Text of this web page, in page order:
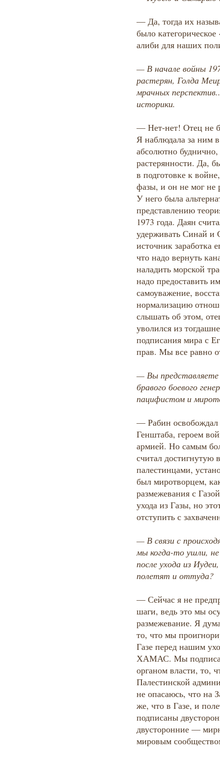
— Да, тогда их
было
алиби для наших
— В начале войны
растерян, Голда
мрачных
историки.
— Нет-нет! Отец не
Я наблюдала за ним
абсолютно
растерянности. Да,
в подготовке к
фазы, и он не мог не
У него была
представлению
1973 года. Даян
удерживать Синай и
источник заработка
что надо вернуть
наладить морской
надо предоставить
самоуважение,
нормализацию
слышать об этом,
уволился из
подписания мира с
прав. Мы все равно
— Вы
бравого боевого
пацифистом и
— Рабин освобождал
Генштаба, героем
армией. Но самым
считал достигнутую
палестинцами,
был миротворцем,
размежевания с
ухода из Газы, но
отступить с
— В связи с
мы когда-то ушли,
после ухода из
полетят и оттуда?
— Сейчас я не
шаги, ведь это мы
размежевание. Я
то, что мы
Газе перед нашим
ХАМАС. Мы
органом власти, то,
Палестинской
не опасаюсь, что на
же, что в Газе, и
подписаны
двусторонние —
мировым